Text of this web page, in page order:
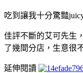
吃到讓我十分驚豔
佳評不斷的艾可先生
了幾間分店，生意很
延伸閱讀